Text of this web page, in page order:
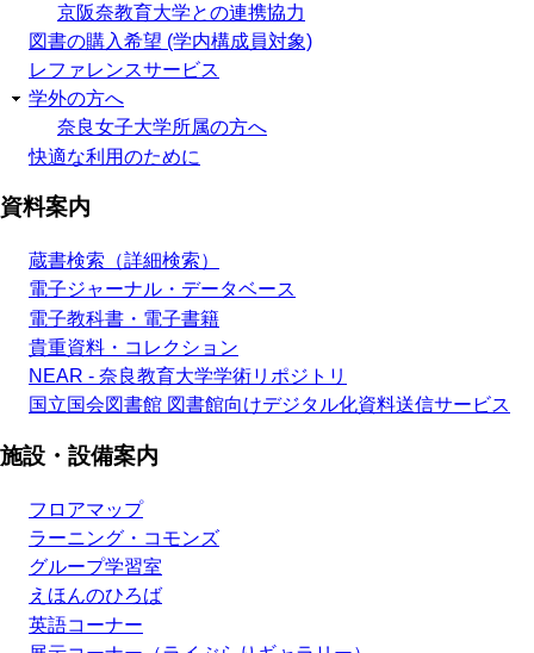
京阪奈教育大学との連携協力
図書の購入希望 (学内構成員対象)
レファレンスサービス
学外の方へ
奈良女子大学所属の方へ
快適な利用のために
資料案内
蔵書検索（詳細検索）
電子ジャーナル・データベース
電子教科書・電子書籍
貴重資料・コレクション
NEAR - 奈良教育大学学術リポジトリ
国立国会図書館 図書館向けデジタル化資料送信サービス
施設・設備案内
フロアマップ
ラーニング・コモンズ
グループ学習室
えほんのひろば
英語コーナー